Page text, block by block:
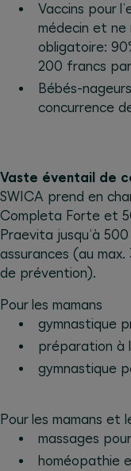
Vaccins pour
médecin et
obligatoire:
200 francs
Bébés-
concurrence
Vaste éventail de
SWICA prend en
Completa Forte et
Praevita jusqu’à
assurances (au
de prévention).
Pour les mamans
gymnastique
préparation à
gymnastique
Pour les mamans et
massages
homéopathie